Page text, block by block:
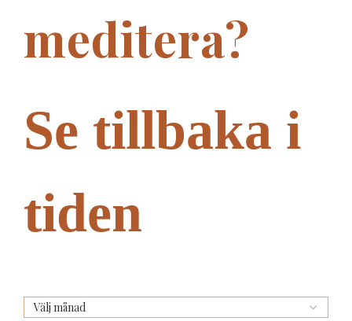
meditera?
Se tillbaka i
tiden